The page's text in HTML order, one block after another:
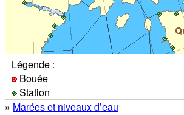
Légende :
Bouée
Station
» Marées et niveaux d’eau